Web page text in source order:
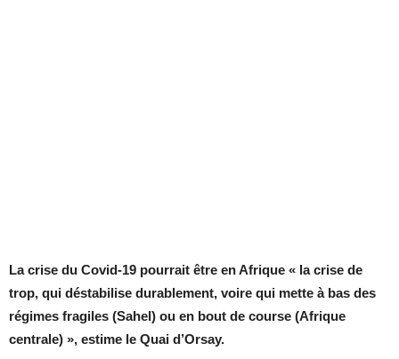
La crise du Covid-19 pourrait être en Afrique « la crise de
trop, qui déstabilise durablement, voire qui mette à bas des
régimes fragiles (Sahel) ou en bout de course (Afrique
centrale) », estime le Quai d’Orsay.